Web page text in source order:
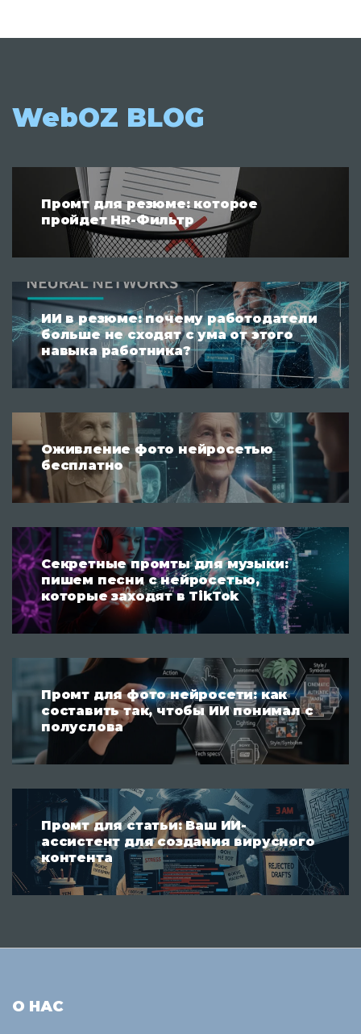
WebOZ BLOG
Промт для резюме: которое
пройдет HR-Фильтр
ИИ в резюме: почему работодатели
больше не сходят с ума от этого
навыка работника?
Оживление фото нейросетью
бесплатно
Секретные промты для музыки:
пишем песни с нейросетью,
которые заходят в TikTok
Промт для фото нейросети: как
составить так, чтобы ИИ понимал с
полуслова
Промт для статьи: Ваш ИИ-
ассистент для создания вирусного
контента
О НАС